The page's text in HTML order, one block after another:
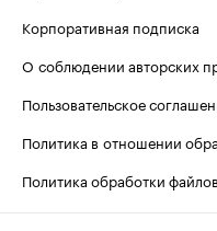
Корпоративная подписка
О соблюдении авторских
Пользовательское
Политика в отношении
Политика обработки